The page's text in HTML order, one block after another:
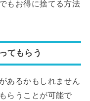
もお得に捨てる方法
てもらう
あるかもしれません
らうことが可能で